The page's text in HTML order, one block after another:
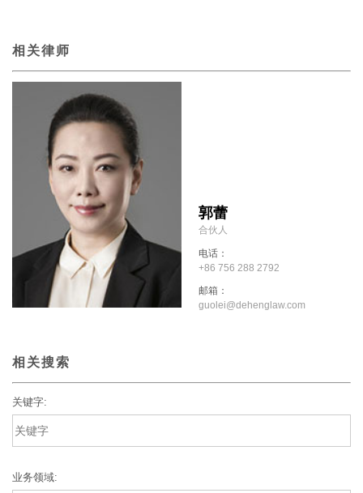
相关律师
郭蕾
合伙人
电话：
+86 756 288 2792
邮箱：
guolei@dehenglaw.com
相关搜索
关键字:
业务领域: